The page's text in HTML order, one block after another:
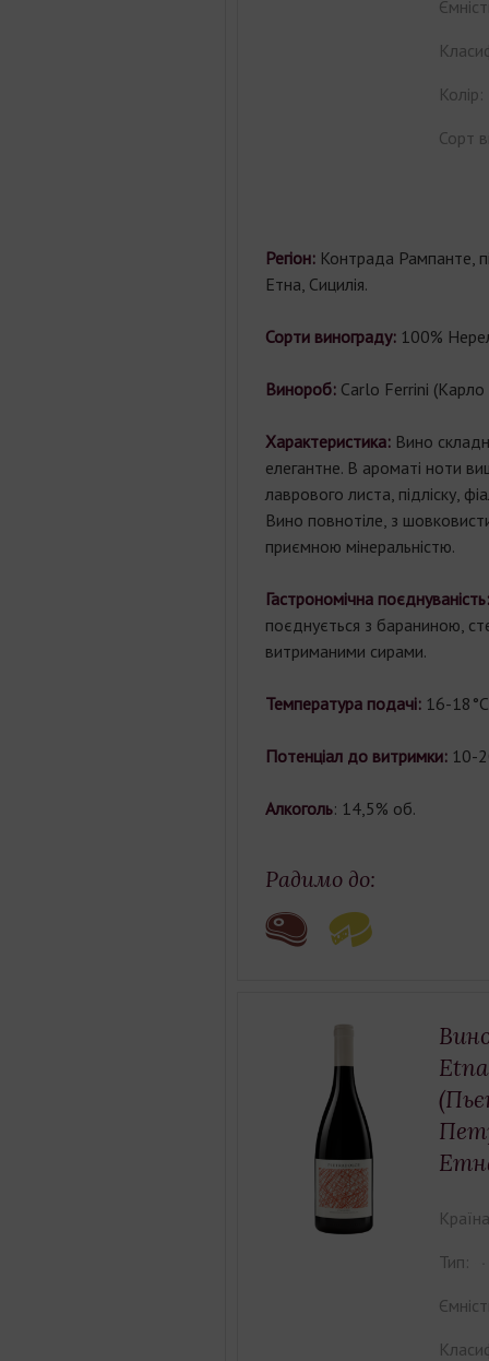
Колір:
Сорт
Регіон: Контрада Рампанте,
Етна, Сицилія.
Сорти винограду: 100%
Винороб: Carlo Ferrini (Карло
Характеристика: Вино
елегантне. В ароматі ноти
лаврового листа, підліску,
Вино повнотіле, з
приємною мінеральністю.
Гастрономічна
поєднується з бараниною,
витриманими сирами.
Температура подачі: 16-
Потенціал до витримки: 10-
Алкоголь: 14,5% об.
Радимо до:
Тип: